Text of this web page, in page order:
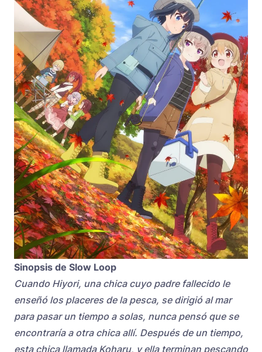
Sinopsis de Slow Loop
Cuando Hiyori, una chica cuyo padre fallecido le
enseñó los placeres de la pesca, se dirigió al mar
para pasar un tiempo a solas, nunca pensó que se
encontraría a otra chica allí. Después de un tiempo,
esta chica llamada Koharu, y ella terminan pescando